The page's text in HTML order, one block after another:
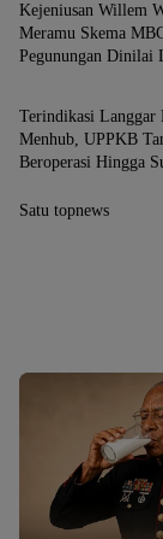
Kejeniusan Willem
Meramu Skema
Pegunungan Dinilai
News
Terindikasi Langgar
Menhub, UPPKB
Beroperasi Hingga
Berlangsung
Satu topnews